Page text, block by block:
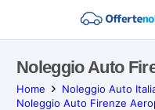
Noleggio Auto
Home
Noleggio Auto
Noleggio Auto Firenze